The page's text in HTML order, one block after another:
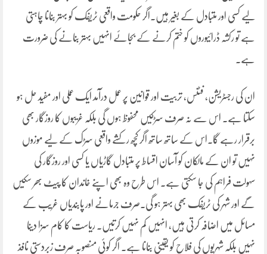
لیے کسی اور متبادل کے بغیر ہیں۔اگر حکومت واقعی ٹریفک کو بہتر بنانا چاہتی
ہے تو رکشہ ڈرائیوروں کو ختم کرنے کے بجائے انہیں بہتر بنانے کی ضرورت
ہے۔
ان کی رجسٹریشن، فٹنس، تربیت اور قوانین پر عمل درآمد ایک عملی اور مفید حل ہو
سکتا ہے۔ اس سے نہ صرف سڑکیں محفوظ ہوں گی بلکہ غریبوں کا روزگار بھی
برقرار رہے گا۔اس کے ساتھ ساتھ اگر کچھ رکشے واقعی سڑک کے لیے موزوں
نہیں تو ان کے مالکان کو آسان اقساط پر متبادل گاڑیاں یا کسی اور روزگار کی
سہولت فراہم کی جا سکتی ہے۔ اس طرح وہ بھی اپنے خاندان کا پیٹ بھر سکیں
گے اور شہر کی ٹریفک بھی بہتر ہو گی۔صرف جرمانے اور پابندیاں غریب کے
مسائل میں اضافہ کرتی ہیں، انہیں کم نہیں کرتیں۔ ریاست کا کام سزا دینا
نہیں بلکہ شہریوں کی فلاح کو یقینی بنانا ہے۔ اگر کوئی منصوبہ صرف زبردستی نافذ